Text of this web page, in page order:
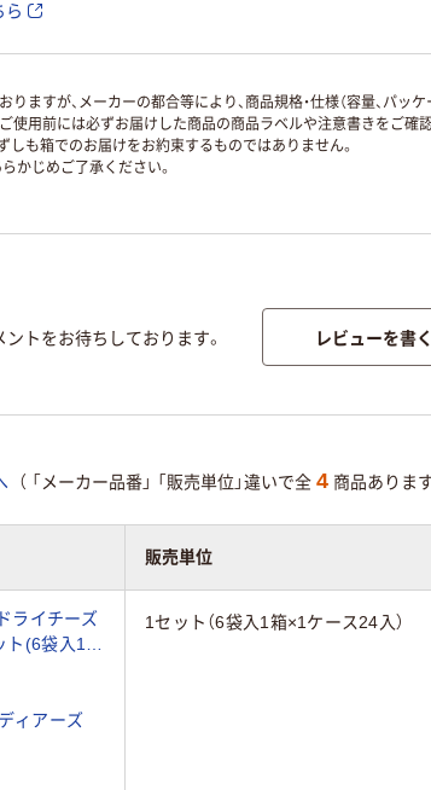
ら
すが、メーカーの都合等により、商品規格・仕様（容量、パッ
用前には必ずお届けした商品の商品ラベルや注意書きをご確
しも箱でのお届けをお約束するものではありません。
かじめご了承ください。
トをお待ちしております。 レビューを書く
（ 「メーカー品番」 「販売単位」違いで全 4 商品あります
販売単位
ライチーズ
(6袋入1箱
ィアーズ
1セット（6袋入1箱×1ケース24入）